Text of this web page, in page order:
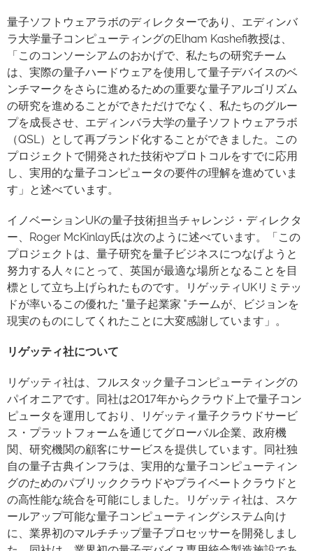
量子ソフトウェアラボのディレクターであり、エディンバ
ラ大学量子コンピューティングのElham Kashefi教授は、
「このコンソーシアムのおかげで、私たちの研究チーム
は、実際の量子ハードウェアを使用して量子デバイスのベ
ンチマークをさらに進めるための重要な量子アルゴリズム
の研究を進めることができただけでなく、私たちのグルー
プを成長させ、エディンバラ大学の量子ソフトウェアラボ
（QSL）として再ブランド化することができました。この
プロジェクトで開発された技術やプロトコルをすでに応用
し、実用的な量子コンピュータの要件の理解を進めていま
す」と述べています。
イノベーションUKの量子技術担当チャレンジ・ディレクタ
ー、Roger McKinlay氏は次のように述べています。「この
プロジェクトは、量子研究を量子ビジネスにつなげようと
努力する人々にとって、英国が最適な場所となることを目
標として立ち上げられたものです。リゲッティUKリミテッ
ドが率いるこの優れた "量子起業家 "チームが、ビジョンを
現実のものにしてくれたことに大変感謝しています」。
リゲッティ社について
リゲッティ社は、フルスタック量子コンピューティングの
パイオニアです。同社は2017年からクラウド上で量子コン
ピュータを運用しており、リゲッティ量子クラウドサービ
ス・プラットフォームを通じてグローバル企業、政府機
関、研究機関の顧客にサービスを提供しています。同社独
自の量子古典インフラは、実用的な量子コンピューティン
グのためのパブリッククラウドやプライベートクラウドと
の高性能な統合を可能にしました。リゲッティ社は、スケ
ールアップ可能な量子コンピューティングシステム向け
に、業界初のマルチチップ量子プロセッサーを開発しまし